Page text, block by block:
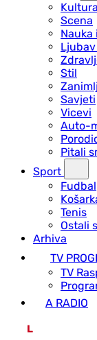
Kultura
Scena
Nauka
Stil
Savjeti
Vicevi
Auto-
Pitali
Sport
Fudbal
Tenis
Ostali
Arhiva
TV
ТV
A RADIO
L